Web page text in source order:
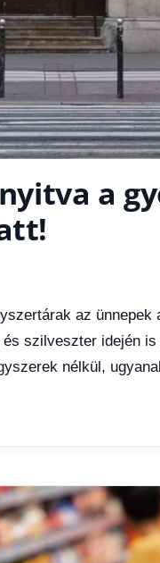
a
,
,
az
szilveszter idején
nélkül,